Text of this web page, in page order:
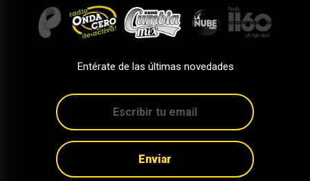
Entérate de las últimas novedades
Enviar